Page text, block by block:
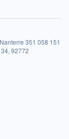
351 058 151
92772